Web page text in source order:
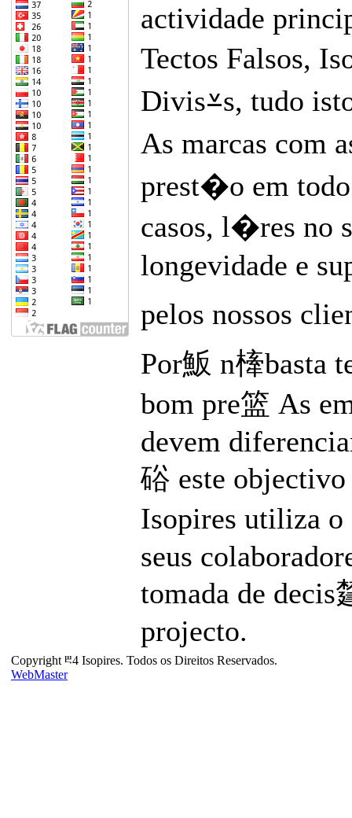
actividade
Tectos Falsos,
Divis⩡s, tudo
As marcas com
prest�o em
casos, l�res no
longevidade e
pelos nossos
Por魬 n㯠basta
bom pre篮 As
devem
硲 este objectivo
Isopires utiliza o
seus
tomada de
projecto.
Copyright ⰱ4 Isopires. Todos os Direitos Reservados.
WebMaster